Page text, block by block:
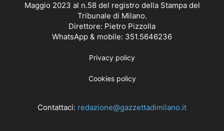
Maggio 2023 al n.58 del registro della Stampa del
Tribunale di Milano.
Direttore: Pietro Pizzolla
WhatsApp & mobile: 351.5646236
Privacy policy
Cookies policy
Contattaci: redazione@gazzettadimilano.it